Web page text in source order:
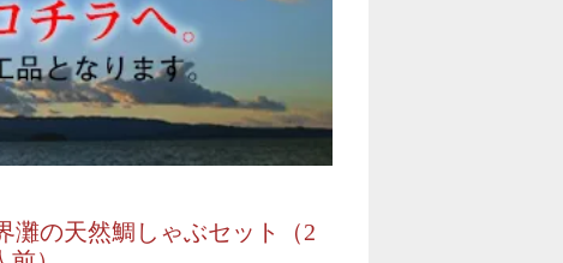
灘の天然鯛しゃぶセット（2